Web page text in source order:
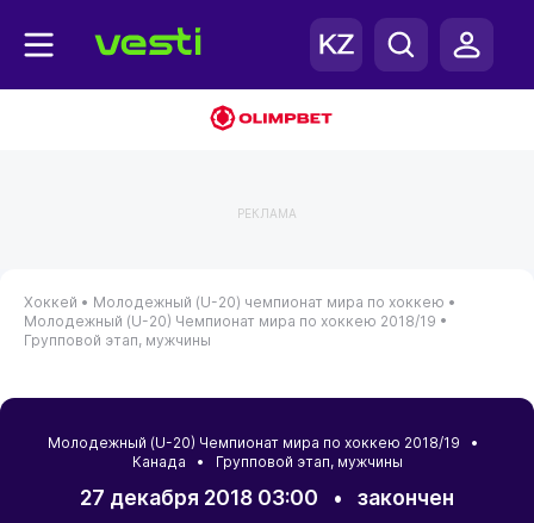
РЕКЛАМА
Хоккей • Молодежный (U-20) чемпионат мира по хоккею •
Молодежный (U-20) Чемпионат мира по хоккею 2018/19 •
Групповой этап, мужчины
Молодежный (U-20) Чемпионат мира по хоккею 2018/19 •
Канада • Групповой этап, мужчины
27 декабря 2018 03:00 • закончен